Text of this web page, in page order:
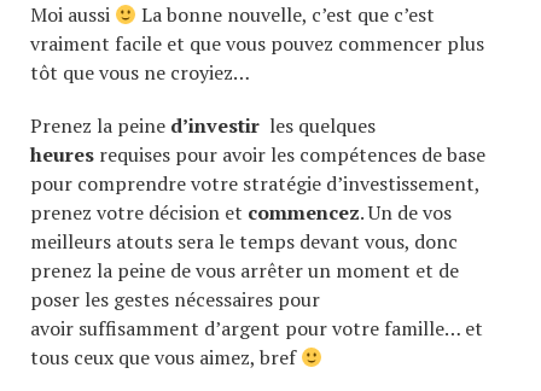
Moi aussi
La bonne nouvelle, c’est que c’est
vraiment facile et que vous pouvez commencer plus
tôt que vous ne croyiez…
Prenez la peine d’investir les quelques
heures requises pour avoir les compétences de base
pour comprendre votre stratégie d’investissement,
prenez votre décision et commencez. Un de vos
meilleurs atouts sera le temps devant vous, donc
prenez la peine de vous arrêter un moment et de
poser les gestes nécessaires pour
avoir suffisamment d’argent pour votre famille… et
tous ceux que vous aimez, bref